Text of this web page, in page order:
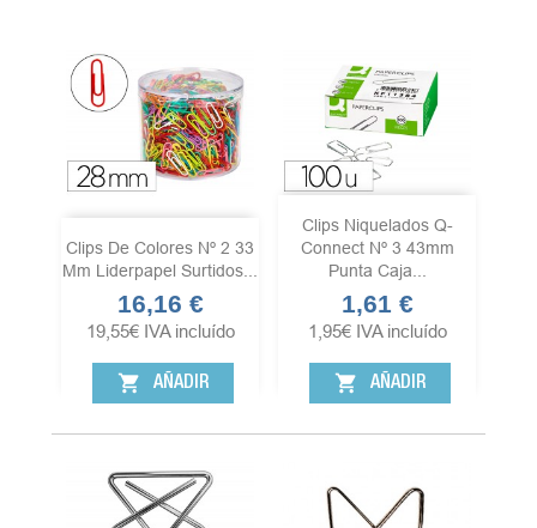
Clips De Colores Nº 2 33
Mm Liderpapel Surtidos...
Precio
16,16 €
19,55€ IVA incluído
shopping_cart AÑADIR
Clips Niquelados Q-
Connect Nº 3 43mm
Punta Caja...
Precio
1,61 €
1,95€ IVA incluído
shopping_cart AÑADIR